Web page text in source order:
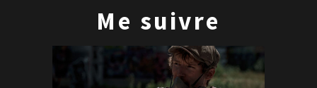
Me suivre